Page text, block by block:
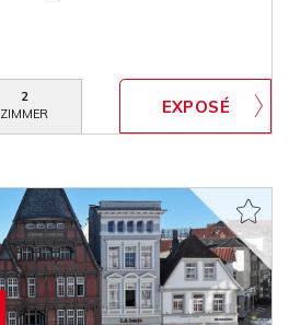
2
ZIMMER